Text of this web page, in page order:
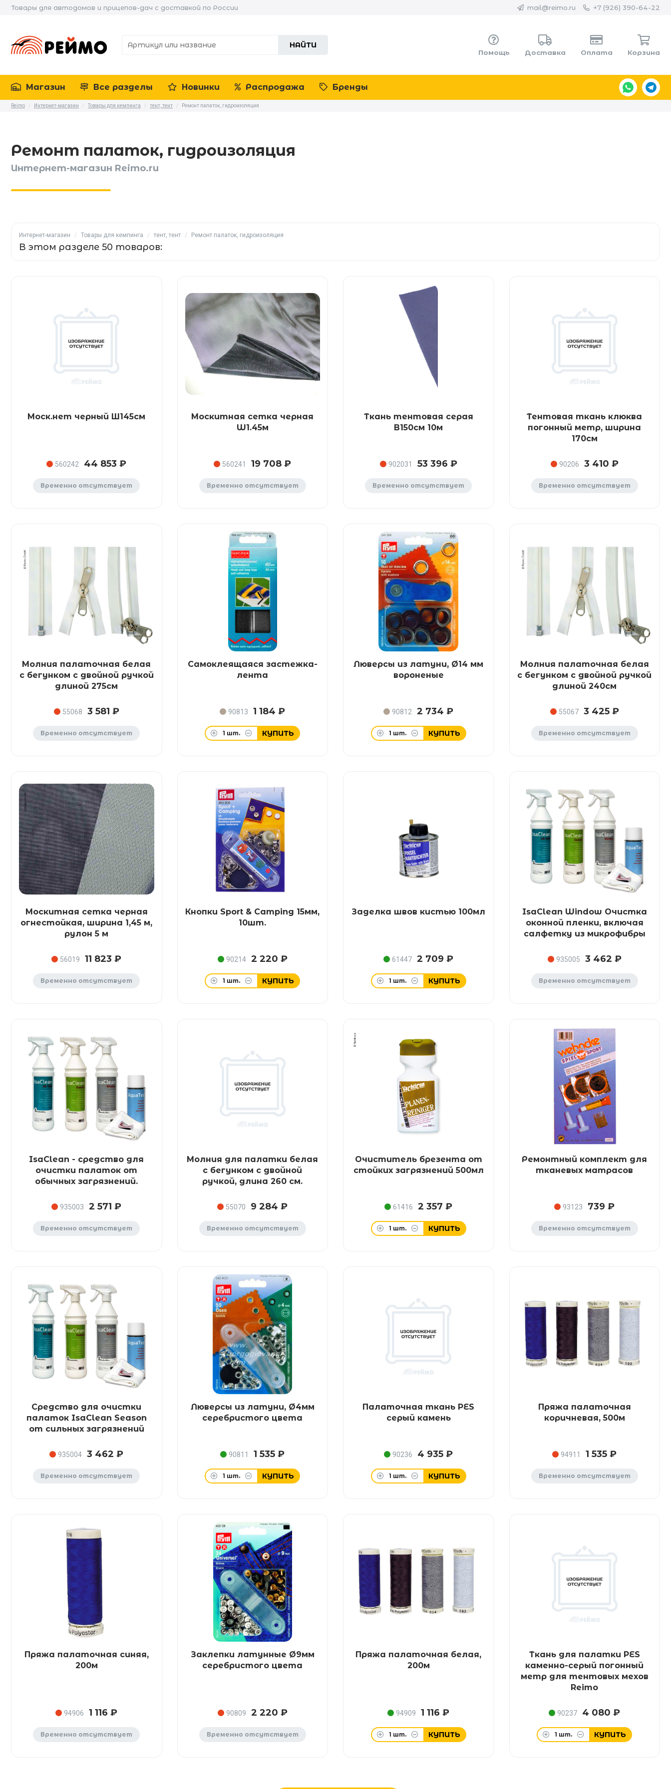
Товары для автодомов и прицепов-дач с доставкой по России mail@reimo.ru +7 (926) 390-64-22
НАЙТИ
Помощь Доставка Оплата Корзина
Магазин Все разделы Новинки Распродажа Бренды
Reimo / Интернет-магазин / Товары для кемпинга / тент, тент / Ремонт палаток, гидроизоляция
Ремонт палаток, гидроизоляция
Интернет-магазин Reimo.ru
Интернет-магазин / Товары для кемпинга / тент, тент / Ремонт палаток, гидроизоляция
В этом разделе 50 товаров:
Моск.нет черный Ш145см
560242 44 853 ₽
Временно отсутствует
Москитная сетка черная
W1.45м
560241 19 708 ₽
Временно отсутствует
Ткань тентовая серая
B150см 10м
902031 53 396 ₽
Временно отсутствует
Тентовая ткань клюква
погонный метр, ширина
170см
90206 3 410 ₽
Временно отсутствует
Молния палаточная белая
с бегунком с двойной ручкой
длиной 275см
55068 3 581 ₽
Временно отсутствует
Самоклеящаяся застежка-
лента
90813 1 184 ₽
1 шт. КУПИТЬ
Люверсы из латуни, Ø14 мм
вороненые
90812 2 734 ₽
1 шт. КУПИТЬ
Молния палаточная белая
с бегунком с двойной ручкой
длиной 240см
55067 3 425 ₽
Временно отсутствует
Москитная сетка черная
огнестойкая, ширина 1,45 м,
рулон 5 м
56019 11 823 ₽
Временно отсутствует
Кнопки Sport & Camping 15мм,
10шт.
90214 2 220 ₽
1 шт. КУПИТЬ
Заделка швов кистью 100мл
61447 2 709 ₽
1 шт. КУПИТЬ
IsaClean Window Очистка
оконной пленки, включая
салфетку из микрофибры
935005 3 462 ₽
Временно отсутствует
IsaClean - средство для
очистки палаток от
обычных загрязнений.
935003 2 571 ₽
Временно отсутствует
Молния для палатки белая
с бегунком с двойной
ручкой, длина 260 см.
55070 9 284 ₽
Временно отсутствует
Очиститель брезента от
стойких загрязнений 500мл
61416 2 357 ₽
1 шт. КУПИТЬ
Ремонтный комплект для
тканевых матрасов
93123 739 ₽
Временно отсутствует
Средство для очистки
палаток IsaClean Season
от сильных загрязнений
935004 3 462 ₽
Временно отсутствует
Люверсы из латуни, Ø4мм
серебристого цвета
90811 1 535 ₽
1 шт. КУПИТЬ
Палаточная ткань PES
серый камень
90236 4 935 ₽
1 шт. КУПИТЬ
Пряжа палаточная
коричневая, 500м
94911 1 535 ₽
Временно отсутствует
Пряжа палаточная синяя,
200м
94906 1 116 ₽
Временно отсутствует
Заклепки латунные Ø9мм
серебристого цвета
90809 2 220 ₽
Временно отсутствует
Пряжа палаточная белая,
200м
94909 1 116 ₽
1 шт. КУПИТЬ
Ткань для палатки PES
каменно-серый погонный
метр для тентовых мехов
Reimo
90237 4 080 ₽
1 шт. КУПИТЬ